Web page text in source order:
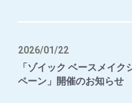
2026/01/22
「ゾイック ベースメイ
ペーン」開催のお知らせ